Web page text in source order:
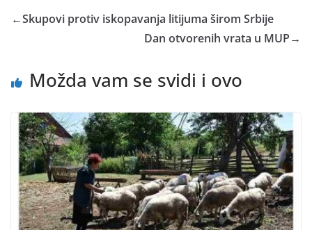
←Skupovi protiv iskopavanja litijuma širom Srbije
Dan otvorenih vrata u MUP→
Možda vam se svidi i ovo